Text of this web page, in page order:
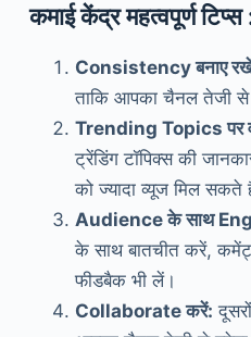
कमाई केंद्र महत्वपूर्ण टिप्स
Consistency बनाए
ताकि आपका चैनल तेजी
Trending Topics पर
ट्रेंडिंग टॉपिक्स की
को ज्यादा व्यूज मिल सकते
Audience के साथ
के साथ बातचीत करें,
फीडबैक भी लें।
Collaborate करें: